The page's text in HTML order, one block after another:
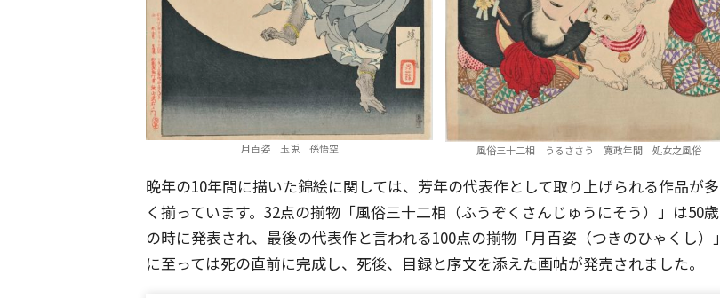
月百姿 玉兎 孫悟空 風俗三十二相 うるささう 寛政年間 処女之風俗
晩年の10年間に描いた錦絵に関しては、芳年の代表作として取り上げられる作品が多
く揃っています。32点の揃物「風俗三十二相（ふうぞくさんじゅうにそう）」は50歳
の時に発表され、最後の代表作と言われる100点の揃物「月百姿（つきのひゃくし）」
に至っては死の直前に完成し、死後、目録と序文を添えた画帖が発売されました。